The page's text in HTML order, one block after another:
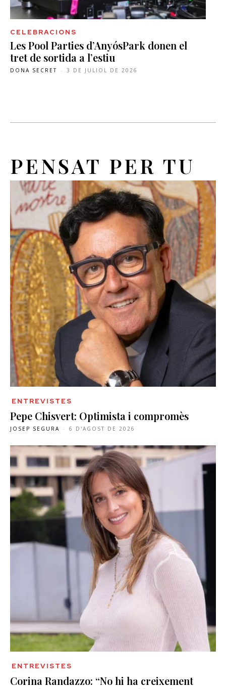
CELEBRACIONS
Les Pool Parties d’AnyósPark donen el
tret de sortida a l’estiu
DONA SECRET - 3 DE JULIOL DE 2026
PENSAT PER TU
ENTREVISTES
Pepe Chisvert: Optimista i compromès
JOSEP SEGURA - 6 D'AGOST DE 2026
ENTREVISTES
Corina Randazzo: “No hi ha creixement